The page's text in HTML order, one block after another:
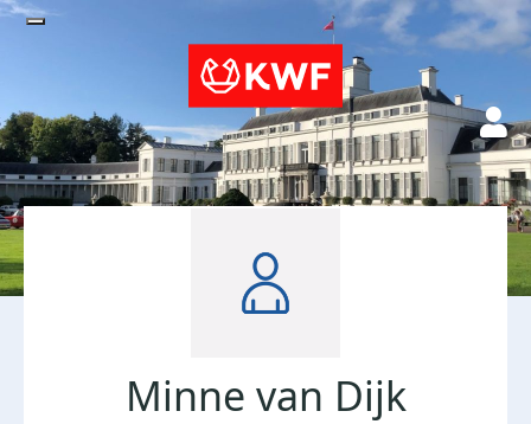
Minne van Dijk